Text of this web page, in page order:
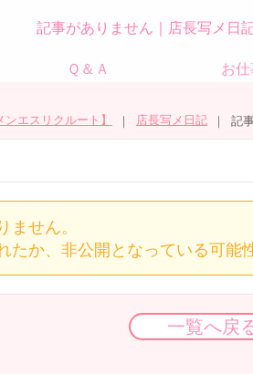
記事がありません｜店長写メ日
Ｑ＆Ａ お
エスリクルート】 店長写メ日記 記
ません。
たか、非公開となっている可能
一覧へ戻